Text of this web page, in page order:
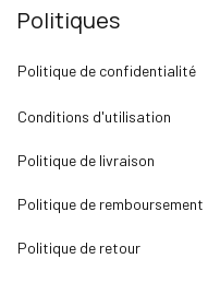
Politiques
Politique de confidentialité
Conditions d'utilisation
Politique de livraison
Politique de remboursement
Politique de retour